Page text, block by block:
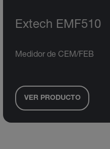
Extech EMF510
Medidor de CEM/FEB
VER PRODUCTO